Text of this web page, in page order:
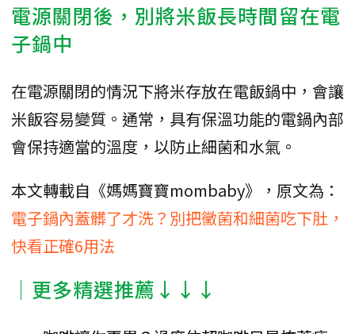
電源關閉後，別將米飯長時間留在電
子鍋中
在電源關閉的情況下將米存放在電飯鍋中，會讓
米飯容易變質。通常，具有保溫功能的電鍋內部
會保持適當的溫度，以防止細菌和水氣。
本文轉載自《媽媽寶寶mombaby》，原文為：
電子鍋內蓋髒了才洗？別把黴菌和細菌吃下肚，
快看正確6用法
│更多精選推薦↓↓↓